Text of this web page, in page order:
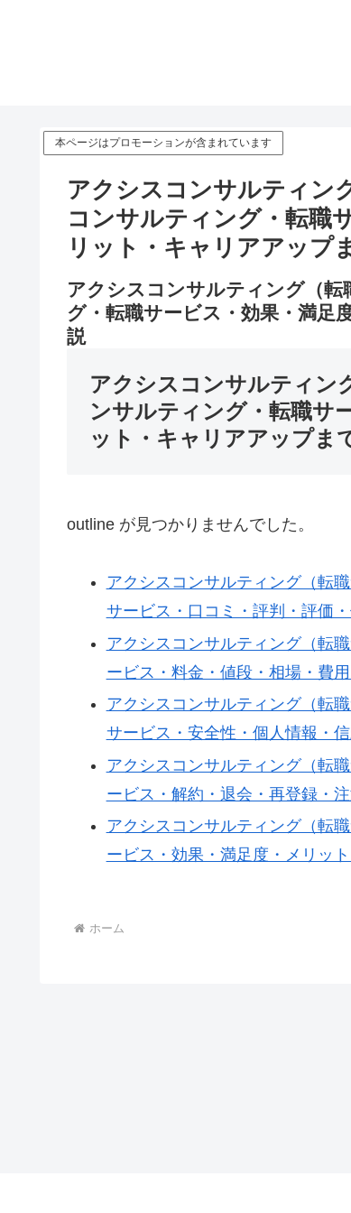
本ページはプロモーションが含まれています
アクシスコンサルティン
コンサルティング・転職
リット・キャリアアップ
アクシスコンサルティング（
グ・転職サービス・効果・満足
説
アクシスコンサルティン
ンサルティング・転職サ
ット・キャリアアップま
outline が見つかりませんでした。
アクシスコンサルティング（転
サービス・口コミ・評判・評価
アクシスコンサルティング（転
ービス・料金・値段・相場・費
アクシスコンサルティング（転
サービス・安全性・個人情報・
アクシスコンサルティング（転
ービス・解約・退会・再登録・
アクシスコンサルティング（転
ービス・効果・満足度・メリッ
ホーム